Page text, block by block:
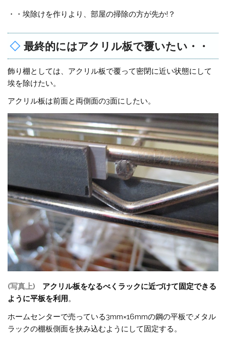
・・埃除けを作りより、部屋の掃除の方が先か!？
最終的にはアクリル板で覆いたい・・
飾り棚としては、アクリル板で覆って密閉に近い状態にして
埃を除けたい。
アクリル板は前面と両側面の3面にしたい。
(写真上)
アクリル板をなるべくラックに近づけて固定できる
ように平板を利用。
ホームセンターで売っている3mm×16mmの鋼の平板でメタル
ラックの棚板側面を挟み込むようにして固定する。